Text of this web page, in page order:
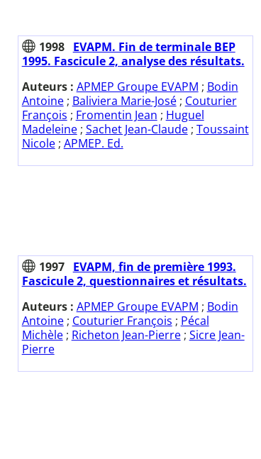
1998
EVAPM. Fin de terminale BEP
1995. Fascicule 2, analyse des résultats.
Auteurs : APMEP Groupe EVAPM ; Bodin
Antoine; Baliviera Marie-José; Couturier
François ; Fromentin Jean ; Huguel
Madeleine; Sachet Jean-Claude; Toussaint
Nicole; APMEP. Ed.
1997
EVAPM, fin de première 1993.
Fascicule 2, questionnaires et résultats.
Auteurs : APMEP Groupe EVAPM ; Bodin
Antoine; Couturier François ; Pécal
Michèle; Richeton Jean-Pierre; Sicre Jean-
Pierre